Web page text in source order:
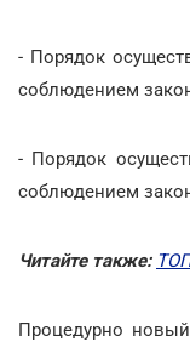
- Порядок
соблюдением
- Порядок
соблюдением
Читайте также:
Процедурно